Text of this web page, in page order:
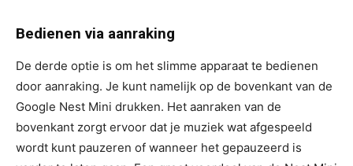
Bedienen via aanraking
De derde optie is om het slimme apparaat te bedienen
door aanraking. Je kunt namelijk op de bovenkant van de
Google Nest Mini drukken. Het aanraken van de
bovenkant zorgt ervoor dat je muziek wat afgespeeld
wordt kunt pauzeren of wanneer het gepauzeerd is